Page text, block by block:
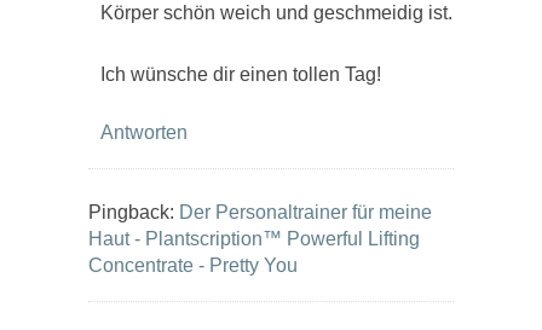
Körper schön weich und geschmeidig ist.
Ich wünsche dir einen tollen Tag!
Antworten
Pingback: Der Personaltrainer für meine
Haut - Plantscription™ Powerful Lifting
Concentrate - Pretty You